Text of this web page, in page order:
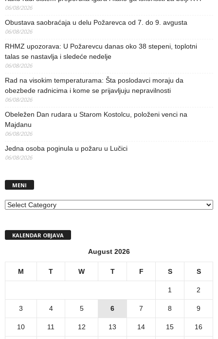
06/08/2026
Obustava saobraćaja u delu Požarevca od 7. do 9. avgusta
06/08/2026
RHMZ upozorava: U Požarevcu danas oko 38 stepeni, toplotni
talas se nastavlja i sledeće nedelje
06/08/2026
Rad na visokim temperaturama: Šta poslodavci moraju da
obezbede radnicima i kome se prijavljuju nepravilnosti
06/08/2026
Obeležen Dan rudara u Starom Kostolcu, položeni venci na
Majdanu
06/08/2026
Jedna osoba poginula u požaru u Lučici
06/08/2026
MENI
MENI
KALENDAR OBJAVA
August 2026
M T W T F S S
1 2
3 4 5 6 7 8 9
10 11 12 13 14 15 16